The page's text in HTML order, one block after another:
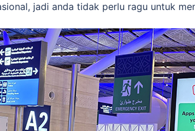
jadi anda tidak perlu ragu untuk